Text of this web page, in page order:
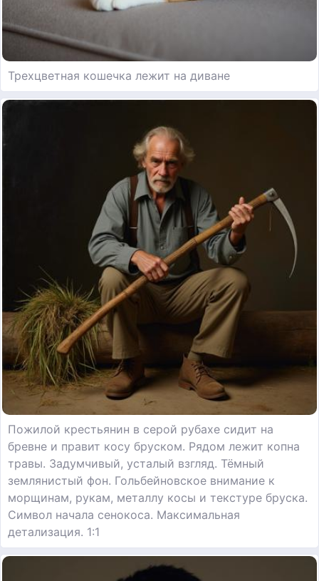
Трехцветная кошечка лежит на диване
Пожилой крестьянин в серой рубахе сидит на
бревне и правит косу бруском. Рядом лежит копна
травы. Задумчивый, усталый взгляд. Тёмный
землянистый фон. Гольбейновское внимание к
морщинам, рукам, металлу косы и текстуре бруска.
Символ начала сенокоса. Максимальная
детализация. 1:1